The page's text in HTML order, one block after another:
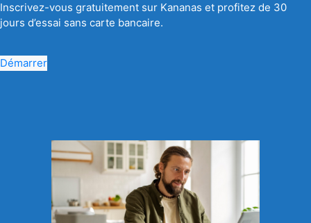
Inscrivez-vous gratuitement sur Kananas et profitez de 30
jours d’essai sans carte bancaire.
Démarrer